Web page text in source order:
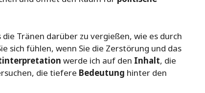
die Tränen darüber zu vergießen, wie es durch
sich fühlen, wenn Sie die Zerstörung und das
werde ich auf den Inhalt, die
die tiefere Bedeutung hinter den